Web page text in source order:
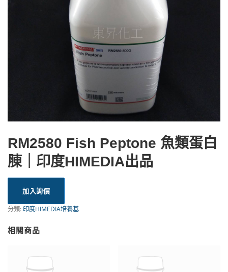
RM2580 Fish Peptone 魚類蛋白
腖｜印度HIMEDIA出品
加入詢價
分類:印度HIMEDIA培養基
相關商品